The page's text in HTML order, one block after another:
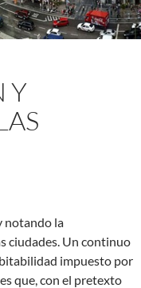
Y
notando la
ciudades. Un continuo
impuesto por
que, con el pretexto